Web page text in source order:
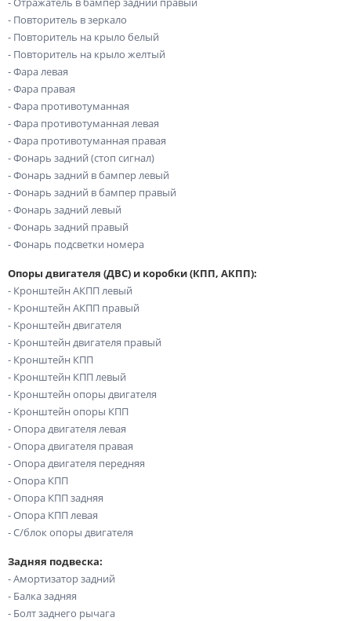
- Повторитель в зеркало
- Повторитель на крыло белый
- Повторитель на крыло желтый
- Фара левая
- Фара правая
- Фара противотуманная
- Фара противотуманная левая
- Фара противотуманная правая
- Фонарь задний (стоп сигнал)
- Фонарь задний в бампер левый
- Фонарь задний в бампер правый
- Фонарь задний левый
- Фонарь задний правый
- Фонарь подсветки номера
Опоры двигателя (ДВС) и коробки (КПП, АКПП):
- Кронштейн АКПП левый
- Кронштейн АКПП правый
- Кронштейн двигателя
- Кронштейн двигателя правый
- Кронштейн КПП
- Кронштейн КПП левый
- Кронштейн опоры двигателя
- Кронштейн опоры КПП
- Опора двигателя левая
- Опора двигателя правая
- Опора двигателя передняя
- Опора КПП
- Опора КПП задняя
- Опора КПП левая
- С/блок опоры двигателя
Задняя подвеска:
- Амортизатор задний
- Балка задняя
- Болт заднего рычага